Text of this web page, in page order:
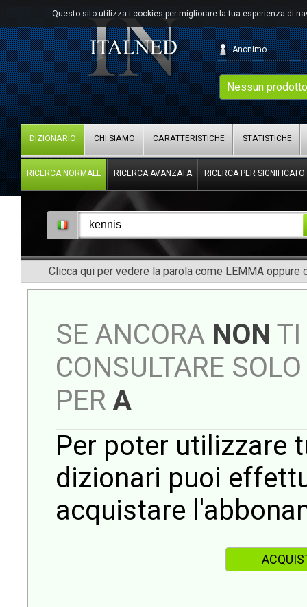
Questo sito utilizza i cookies per migliorare la tua esperienza di
Nessun
Anonimo
DIZIONARIO CHI SIAMO CARATTERISTICHE STATISTICHE
RICERCA NORMALE RICERCA AVANZATA RICERCA PER SIGNIFICATO
Clicca qui per vedere la parola come LEMMA oppure
SE ANCORA NON TI
CONSULTARE
PER A
Per poter utilizzare
dizionari puoi
acquistare